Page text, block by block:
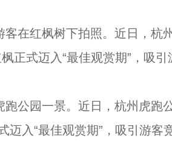
红枫树下拍照。近日，杭
正式迈入“最佳观赏期”，吸
园一景。近日，杭州虎跑公
迈入“最佳观赏期”，吸引游客